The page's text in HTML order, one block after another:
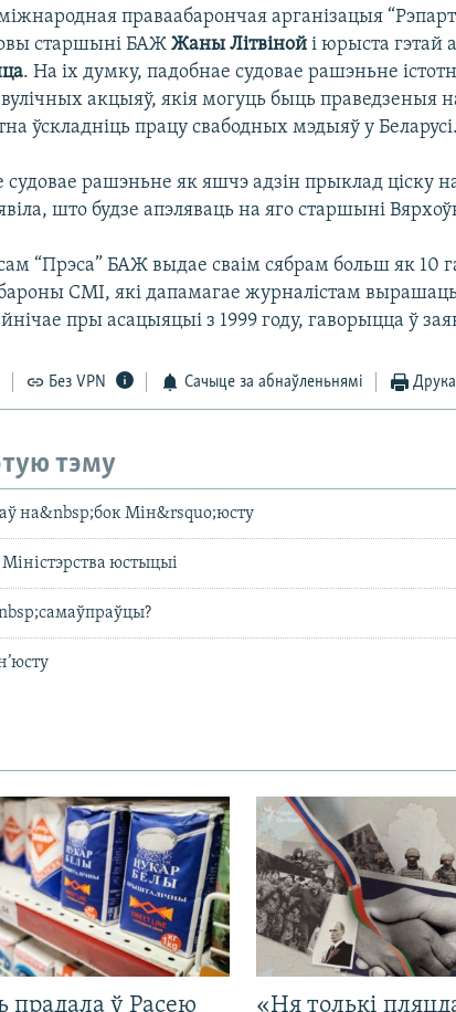
праваабарончая арганізацыя
старшыні БАЖЖаны Літвіной і юрыста гэтай
. На іх думку, падобнае судовае рашэньне
акцыяў, якія могуць быць праведзеныя
ўскладніць працу свабодных мэдыяў у Беларусі.
рашэньне як яшчэ адзін прыклад ціску
што будзе апэляваць на яго старшыні
“Прэса” БАЖ выдае сваім сябрам больш як 10
СМІ, які дапамагае журналістам
пры асацыяцыі з 1999 году, гаворыцца ў
Без VPN Сачыце за абнаўленьнямі
тэму
на&nbsp;бок Мін&rsquo;юсту
юстыцыі
прадала ў Расею
«Ня толькі